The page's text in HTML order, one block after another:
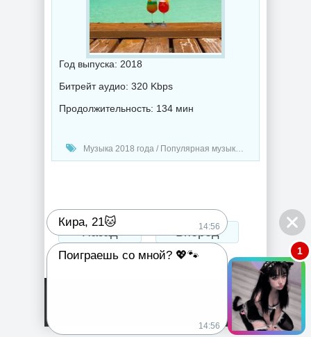
Год выпуска: 2018
Битрейт аудио: 320 Kbps
Продолжительность: 134 мин
Музыка 2018 года / Популярная музыка / Электронная музыка
Назад Вперед
Кира, 21🐱 14:56
Поиграешь со мной? 💖🐾
14:56
1